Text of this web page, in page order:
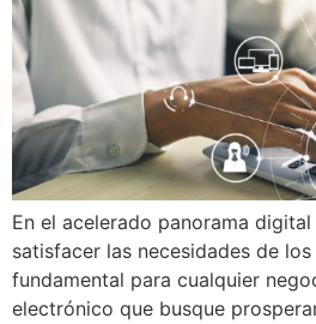
En el acelerado panorama
satisfacer las necesidades de
fundamental para cualquier
electrónico que busque